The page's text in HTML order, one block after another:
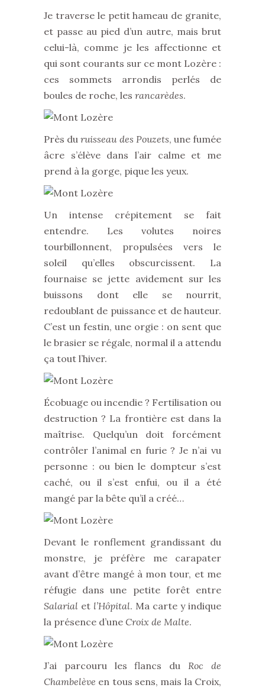
Je traverse le petit hameau de granite,
et passe au pied d’un autre, mais brut
celui-là, comme je les affectionne et
qui sont courants sur ce mont Lozère :
ces sommets arrondis perlés de
boules de roche, les rancarèdes.
Près duruisseau des Pouzets, une fumée
âcre s’élève dans l’air calme et me
prend à la gorge, pique les yeux.
Un intense crépitement se fait
entendre. Les volutes noires
tourbillonnent, propulsées vers le
soleil qu’elles obscurcissent. La
fournaise se jette avidement sur les
buissons dont elle se nourrit,
redoublant de puissance et de hauteur.
C’est un festin, une orgie : on sent que
le brasier se régale, normal il a attendu
ça tout l’hiver.
Écobuage ou incendie ? Fertilisation ou
destruction ? La frontière est dans la
maîtrise. Quelqu’un doit forcément
contrôler l’animal en furie ? Je n’ai vu
personne : ou bien le dompteur s’est
caché, ou il s’est enfui, ou il a été
mangé par la bête qu’il a créé…
Devant le ronflement grandissant du
monstre, je préfère me carapater
avant d’être mangé à mon tour, et me
réfugie dans une petite forêt entre
Salarial et l’Hôpital. Ma carte y indique
la présence d’une Croix de Malte.
J’ai parcouru les flancs duRoc de
Chambelève en tous sens, mais la Croix,